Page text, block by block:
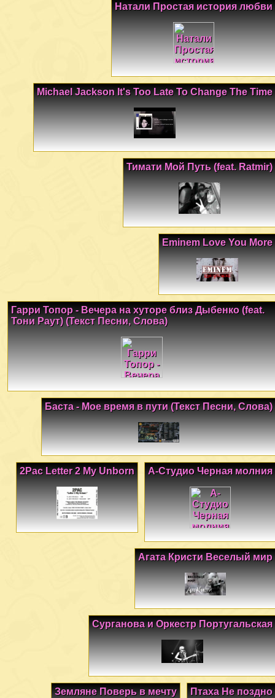
Натали Простая история любви
Michael Jackson It's Too Late To Change The Time
Тимати Мой Путь (feat. Ratmir)
Eminem Love You More
Гарри Топор - Вечера на хуторе близ Дыбенко (feat.
Тони Раут) (Текст Песни, Слова)
Баста - Мое время в пути (Текст Песни, Слова)
А-Студио Черная молния
2Pac Letter 2 My Unborn
Агата Кристи Веселый мир
Сурганова и Оркестр Португальская
Птаха Не поздно
Земляне Поверь в мечту